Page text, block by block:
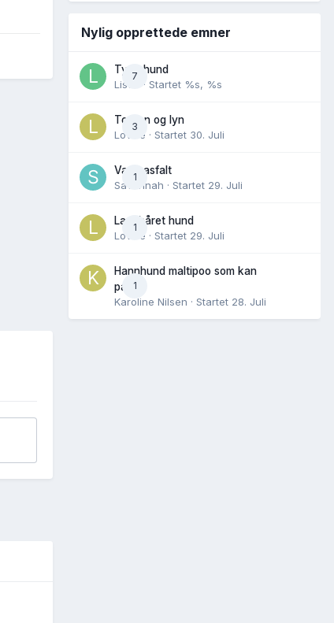
Nylig opprettede emner
7
Tynn hund
Lisen
· Startet %s, %s
3
Torden og lyn
Lovise · Startet 30. Juli
1
Varm asfalt
Savannah · Startet 29. Juli
1
Langhåret hund
Lovise · Startet 29. Juli
1
Hannhund maltipoo som kan
parres
Karoline Nilsen · Startet 28. Juli